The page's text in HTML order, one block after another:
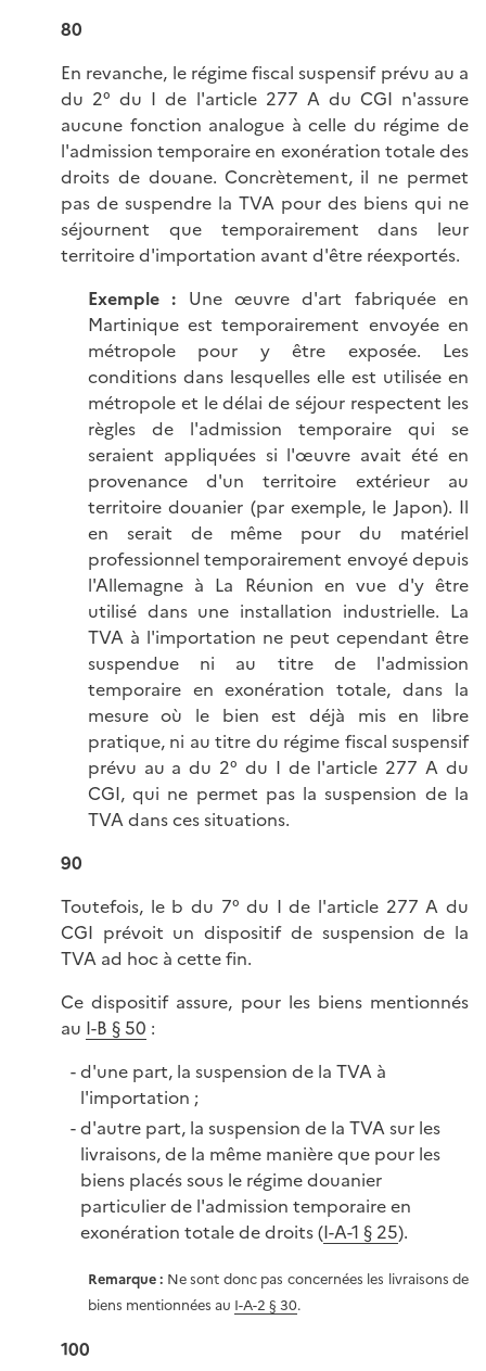
80
En revanche, le régime fiscal suspensif prévu au a
du 2° du I de l'article 277 A du CGI n'assure
aucune fonction analogue à celle du régime de
l'admission temporaire en exonération totale des
droits de douane. Concrètement, il ne permet
pas de suspendre la TVA pour des biens qui ne
séjournent que temporairement dans leur
territoire d'importation avant d'être réexportés.
Exemple : Une œuvre d'art fabriquée en
Martinique est temporairement envoyée en
métropole pour y être exposée. Les
conditions dans lesquelles elle est utilisée en
métropole et le délai de séjour respectent les
règles de l'admission temporaire qui se
seraient appliquées si l'œuvre avait été en
provenance d'un territoire extérieur au
territoire douanier (par exemple, le Japon). Il
en serait de même pour du matériel
professionnel temporairement envoyé depuis
l'Allemagne à La Réunion en vue d'y être
utilisé dans une installation industrielle. La
TVA à l'importation ne peut cependant être
suspendue ni au titre de l'admission
temporaire en exonération totale, dans la
mesure où le bien est déjà mis en libre
pratique, ni au titre du régime fiscal suspensif
prévu au a du 2° du I de l'article 277 A du
CGI, qui ne permet pas la suspension de la
TVA dans ces situations.
90
Toutefois, le b du 7° du I de l'article 277 A du
CGI prévoit un dispositif de suspension de la
TVA ad hoc à cette fin.
Ce dispositif assure, pour les biens mentionnés
au I-B § 50 :
d'une part, la suspension de la TVA à
l'importation ;
d'autre part, la suspension de la TVA sur les
livraisons, de la même manière que pour les
biens placés sous le régime douanier
particulier de l'admission temporaire en
exonération totale de droits (I-A-1 § 25).
Remarque : Ne sont donc pas concernées les livraisons de
biens mentionnées au I-A-2 § 30.
100